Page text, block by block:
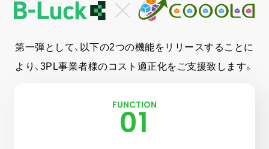
03-6261-3694
（平日：9:00 - 17:00）
オンライン相談
資料請求
ダウンロード
第一弾として、以下の2つの機能をリリースすることに
より、3PL事業者様のコスト適正化をご支援致します。
FUNCTION
01